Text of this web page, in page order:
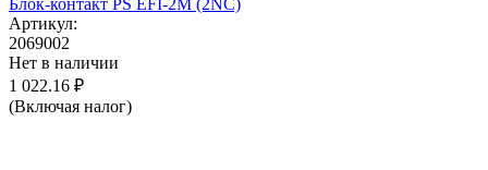
Блок-контакт PS EFI-2M (2NC)
Артикул:
2069002
Нет в наличии
1 022.16 ₽
(Включая налог)